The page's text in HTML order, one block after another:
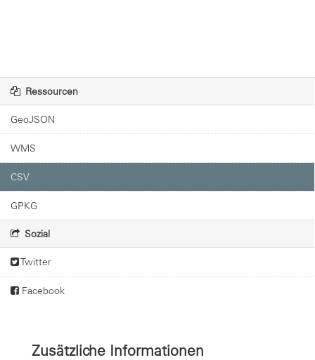
Ressourcen
GeoJSON
WMS
CSV
GPKG
Sozial
Twitter
Facebook
Zusätzliche Informationen